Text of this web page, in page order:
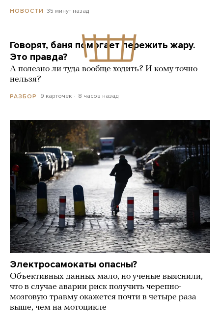
НОВОСТИ 35 минут назад
Говорят, баня помогает пережить жару.
Это правда?
А полезно ли туда вообще ходить? И кому точно
нельзя?
РАЗБОР 9 карточек 8 часов назад
Электросамокаты опасны?
Объективных данных мало, но ученые выяснили,
что в случае аварии риск получить черепно-
мозговую травму окажется почти в четыре раза
выше, чем на мотоцикле